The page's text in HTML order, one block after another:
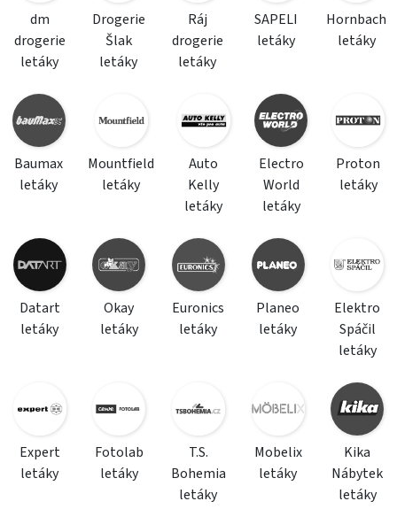
dm
drogerie
letáky
Drogerie
Šlak
letáky
Ráj
drogerie
letáky
SAPELI
letáky
Hornbach
letáky
Baumax
letáky
Mountfield
letáky
Auto
Kelly
letáky
Electro
World
letáky
Proton
letáky
Datart
letáky
Okay
letáky
Euronics
letáky
Planeo
letáky
Elektro
Spáčil
letáky
Expert
letáky
Fotolab
letáky
T.S.
Bohemia
letáky
Mobelix
letáky
Kika
Nábytek
letáky